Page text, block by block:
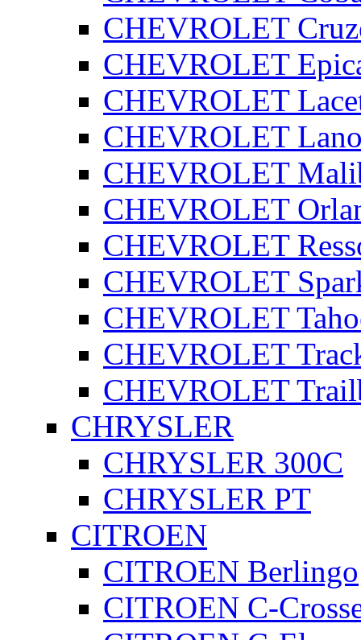
CHEVROLET
CHEVROLET
CHEVROLET
CHEVROLET
CHEVROLET
CHEVROLET
CHEVROLET
CHEVROLET
CHEVROLET
CHEVROLET
CHEVROLET
CHRYSLER
CHRYSLER 300C
CHRYSLER PT
CITROEN
CITROEN Berlingo
CITROEN C-